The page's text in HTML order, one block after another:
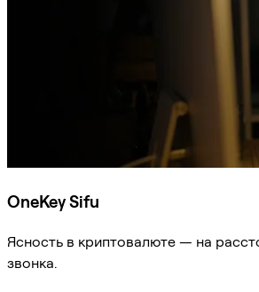
OneKey Sifu
Ясность в криптовалюте — на
звонка.